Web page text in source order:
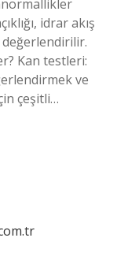
idrar akış
değerlendirilir.
Kan testleri:
ve
çeşitli…